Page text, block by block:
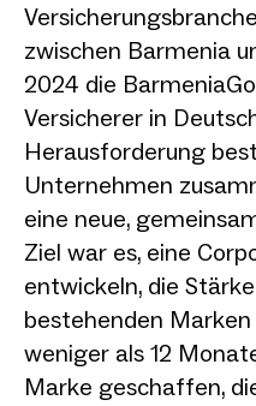
zwischen Barmenia
2024 die
Versicherer in
Herausforderung
Unternehmen
eine neue,
Ziel war es, eine
entwickeln, die
bestehenden
weniger als 12
Marke geschaffen,